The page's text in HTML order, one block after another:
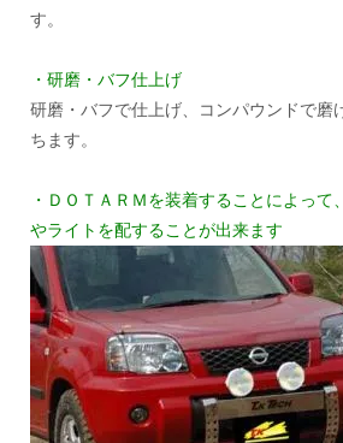
す。
・研磨・バフ仕上げ
研磨・バフで仕上げ、コンパウンドで磨
ちます。
・ＤＯＴＡＲＭを装着することによって
やライトを配することが出来ます